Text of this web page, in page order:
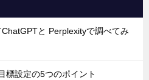
と Perplexityで調べてみ
標設定の5つのポイント